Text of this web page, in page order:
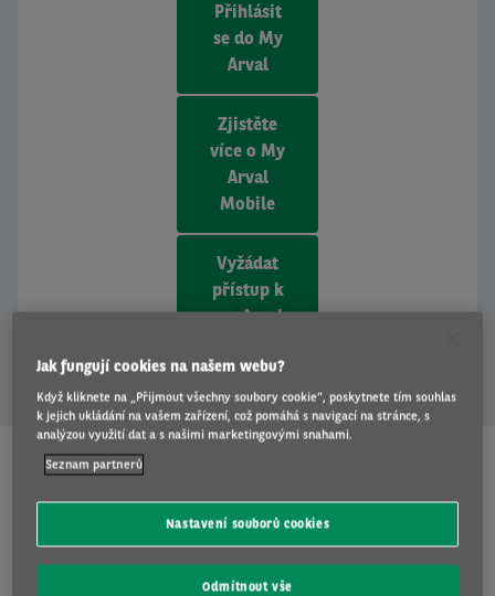
Přihlásit
se do My
Arval
Zjistěte
více o My
Arval
Mobile
Vyžádat
přístup k
my Arval
SLUŽBY OD ARVALU
Jak fungují cookies na našem webu?
Když kliknete na „Přijmout všechny soubory cookie“, poskytnete tím souhlas
k jejich ukládání na vašem zařízení, což pomáhá s navigací na stránce, s
analýzou využití dat a s našimi marketingovými snahami.
Seznam partnerů
Nastavení souborů cookies
Odmítnout vše